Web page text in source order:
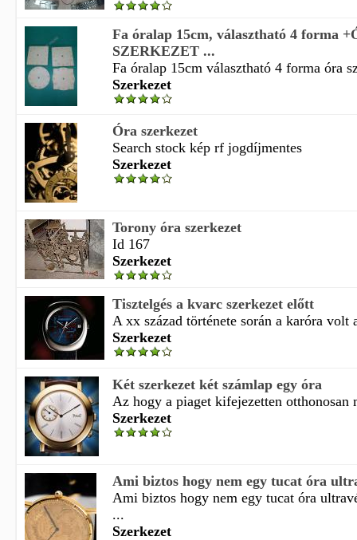
Fa óralap 15cm, választható 4 forma
SZERKEZET ...
Fa óralap 15cm választható 4 forma óra
Szerkezet
Óra szerkezet
Search stock kép rf jogdíjmentes
Szerkezet
Torony óra szerkezet
Id 167
Szerkezet
Tisztelgés a kvarc szerkezet előtt
A xx század története során a karóra
Szerkezet
Két szerkezet két számlap egy óra
Az hogy a piaget kifejezetten otthonosan
Szerkezet
Ami biztos hogy nem egy tucat óra
Ami biztos hogy nem egy tucat óra
...
Szerkezet